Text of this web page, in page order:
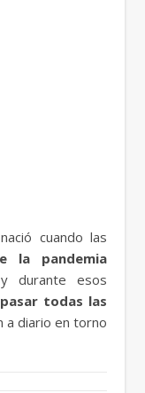
cuando las
la pandemia
durante esos
todas las
a diario en torno